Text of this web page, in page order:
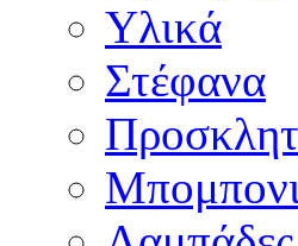
Υλικά
Στέφανα